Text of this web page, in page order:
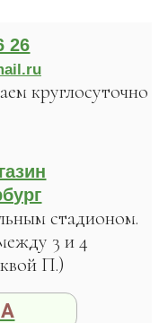
26
круглосуточно
стадионом.
3 и 4
П.)